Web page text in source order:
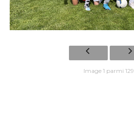
Image 1 parmi 129